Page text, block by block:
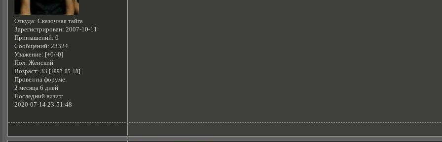
Откуда: Сказочная тайга
Зарегистрирован: 2007-10-11
Приглашений: 0
Сообщений: 23324
Уважение: [+0/-0]
Пол: Женский
Возраст: 33 [1993-05-18]
Провел на форуме:
2 месяца 6 дней
Последний визит:
2020-07-14 23:51:48